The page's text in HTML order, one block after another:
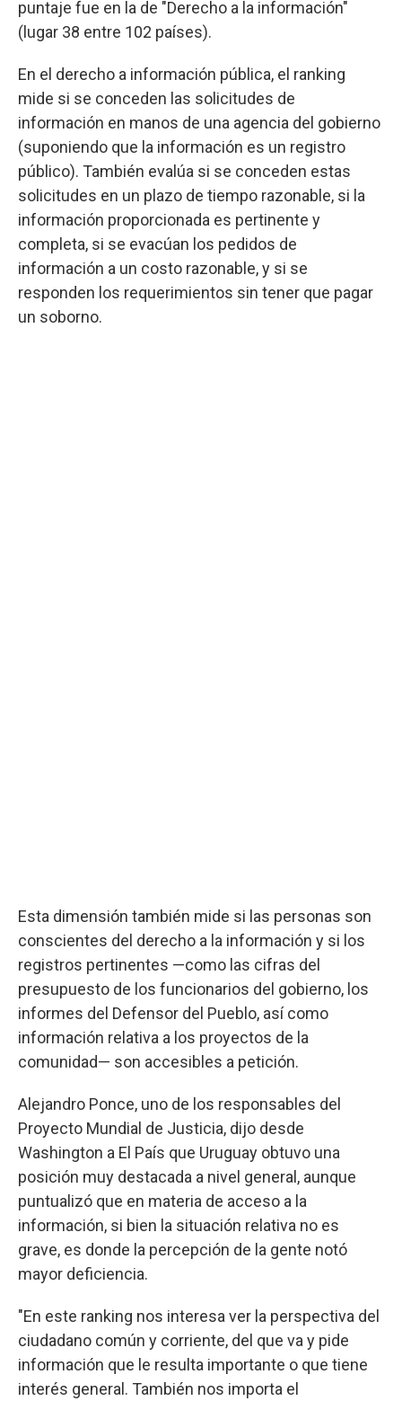
puntaje fue en la de "Derecho a la información"
(lugar 38 entre 102 países).
En el derecho a información pública, el ranking
mide si se conceden las solicitudes de
información en manos de una agencia del gobierno
(suponiendo que la información es un registro
público). También evalúa si se conceden estas
solicitudes en un plazo de tiempo razonable, si la
información proporcionada es pertinente y
completa, si se evacúan los pedidos de
información a un costo razonable, y si se
responden los requerimientos sin tener que pagar
un soborno.
Esta dimensión también mide si las personas son
conscientes del derecho a la información y si los
registros pertinentes —como las cifras del
presupuesto de los funcionarios del gobierno, los
informes del Defensor del Pueblo, así como
información relativa a los proyectos de la
comunidad— son accesibles a petición.
Alejandro Ponce, uno de los responsables del
Proyecto Mundial de Justicia, dijo desde
Washington a El País que Uruguay obtuvo una
posición muy destacada a nivel general, aunque
puntualizó que en materia de acceso a la
información, si bien la situación relativa no es
grave, es donde la percepción de la gente notó
mayor deficiencia.
"En este ranking nos interesa ver la perspectiva del
ciudadano común y corriente, del que va y pide
información que le resulta importante o que tiene
interés general. También nos importa el